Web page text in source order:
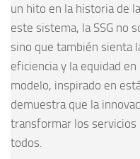
un hito en la historia de
este sistema, la SSG no
sino que también sienta
eficiencia y la equidad
modelo, inspirado en
demuestra que la
transformar los servicios
todos.